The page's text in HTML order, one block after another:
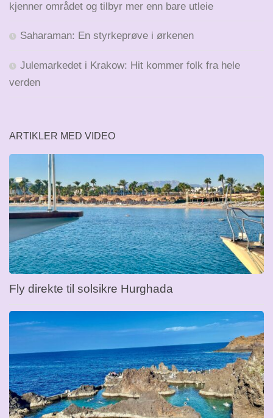
kjenner området og tilbyr mer enn bare utleie
Saharaman: En styrkeprøve i ørkenen
Julemarkedet i Krakow: Hit kommer folk fra hele
verden
ARTIKLER MED VIDEO
Fly direkte til solsikre Hurghada